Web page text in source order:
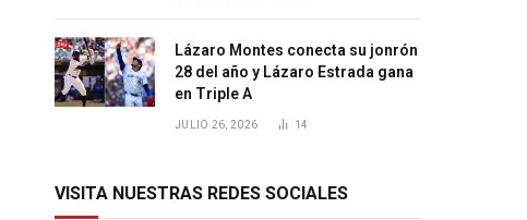
Lázaro Montes conecta su jonrón
28 del año y Lázaro Estrada gana
en Triple A
JULIO 26, 2026 14
VISITA NUESTRAS REDES SOCIALES